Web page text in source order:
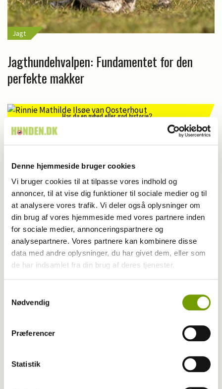
Denne hjemmeside bruger cookies
Vi bruger cookies til at tilpasse vores indhold og
annoncer, til at vise dig funktioner til sociale medier og til
at analysere vores trafik. Vi deler også oplysninger om
din brug af vores hjemmeside med vores partnere inden
for sociale medier, annonceringspartnere og
analysepartnere. Vores partnere kan kombinere disse
data med andre oplysninger, du har givet dem, eller som
de har indsamlet fra din brug af deres tjenester.
Nødvendig
Præferencer
Statistik
Jagt
Jagthundehvalpen: Fundamentet for den
perfekte makker
Har du en nyhed eller god historie?
Kontakt Rinnie Mathilde Ilsøe van Oosterhout
MEST LÆSTE